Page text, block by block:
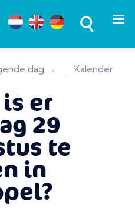
Kalender
dag →
er
29
te
in